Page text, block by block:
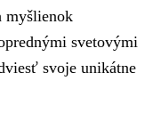
myšlienok
svetovými
svoje unikátne